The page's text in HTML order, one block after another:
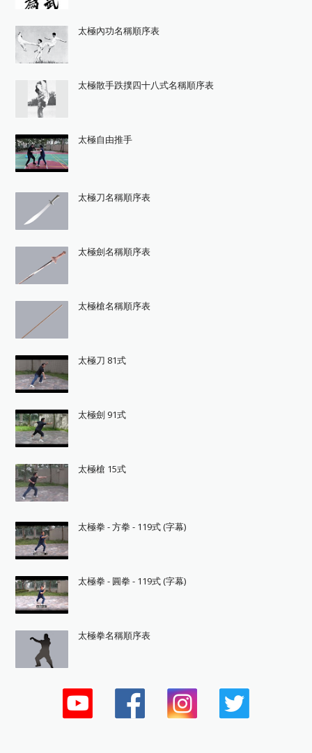
太極內功名稱順序表
太極散手跌撲四十八式名稱順序表
太極自由推手
太極刀名稱順序表
太極劍名稱順序表
太極槍名稱順序表
太極刀 81式
太極劍 91式
太極槍 15式
太極拳 - 方拳 - 119式 (字幕)
太極拳 - 圓拳 - 119式 (字幕)
太極拳名稱順序表